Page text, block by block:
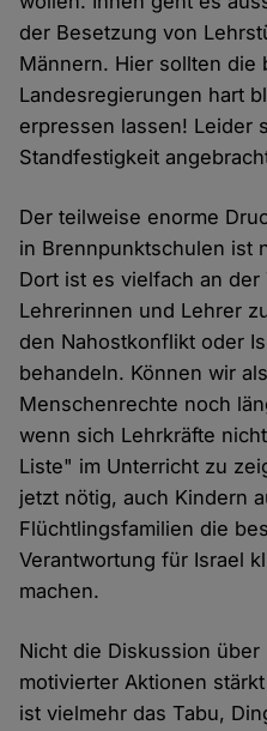
der Besetzung von
Männern. Hier sollten die
Landesregierungen hart
erpressen lassen! Leider
Standfestigkeit
Der teilweise enorme
in Brennpunktschulen ist
Dort ist es vielfach an der
Lehrerinnen und Lehrer
den Nahostkonflikt oder
behandeln. Können wir
Menschenrechte noch
wenn sich Lehrkräfte
Liste" im Unterricht zu
jetzt nötig, auch Kindern
Flüchtlingsfamilien die
Verantwortung für Israel
machen.
Nicht die Diskussion über
motivierter Aktionen
ist vielmehr das Tabu,